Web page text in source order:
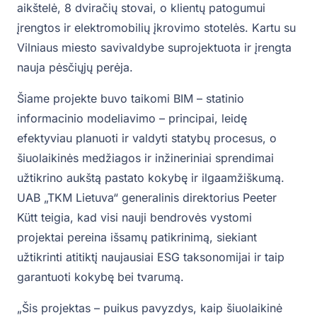
aikštelė, 8 dviračių stovai, o klientų patogumui
įrengtos ir elektromobilių įkrovimo stotelės. Kartu su
Vilniaus miesto savivaldybe suprojektuota ir įrengta
nauja pėsčiųjų perėja.
Šiame projekte buvo taikomi BIM – statinio
informacinio modeliavimo – principai, leidę
efektyviau planuoti ir valdyti statybų procesus, o
šiuolaikinės medžiagos ir inžineriniai sprendimai
užtikrino aukštą pastato kokybę ir ilgaamžiškumą.
UAB „TKM Lietuva“ generalinis direktorius Peeter
Kütt teigia, kad visi nauji bendrovės vystomi
projektai pereina išsamų patikrinimą, siekiant
užtikrinti atitiktį naujausiai ESG taksonomijai ir taip
garantuoti kokybę bei tvarumą.
„Šis projektas – puikus pavyzdys, kaip šiuolaikinė